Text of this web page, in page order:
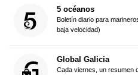
5 océanos
Boletín diario para
baja velocidad)
Global Galicia
Cada viernes, un resumen